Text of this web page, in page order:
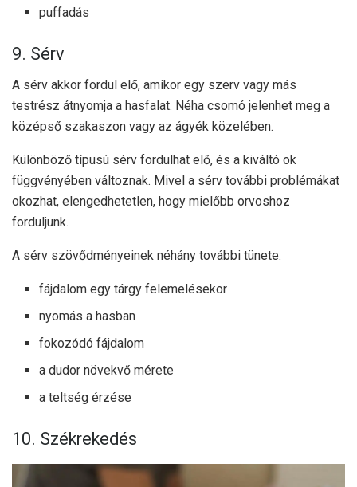
puffadás
9. Sérv
A sérv akkor fordul elő, amikor egy szerv vagy más
testrész átnyomja a hasfalat. Néha csomó jelenhet meg a
középső szakaszon vagy az ágyék közelében.
Különböző típusú sérv fordulhat elő, és a kiváltó ok
függvényében változnak. Mivel a sérv további problémákat
okozhat, elengedhetetlen, hogy mielőbb orvoshoz
forduljunk.
A sérv szövődményeinek néhány további tünete:
fájdalom egy tárgy felemelésekor
nyomás a hasban
fokozódó fájdalom
a dudor növekvő mérete
a teltség érzése
10. Székrekedés